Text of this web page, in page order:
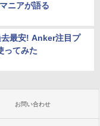
ニアが語る
最安! Anker注目プ
ってみた
お問い合わせ